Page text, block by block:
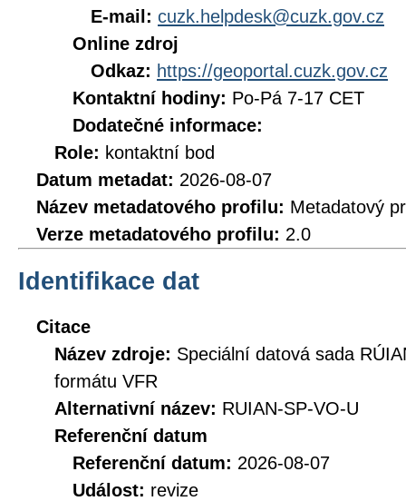
E-mail: cuzk.helpdesk@cuzk.gov.cz
Online zdroj
Odkaz: https://geoportal.cuzk.gov.cz
Kontaktní hodiny: Po-Pá 7-17 CET
Dodatečné informace:
Role: kontaktní bod
Datum metadat: 2026-08-07
Název metadatového profilu: Metadatový
Verze metadatového profilu: 2.0
Identifikace dat
Citace
Název zdroje: Speciální datová sada
formátu VFR
Alternativní název: RUIAN-SP-VO-U
Referenční datum
Referenční datum: 2026-08-07
Událost: revize